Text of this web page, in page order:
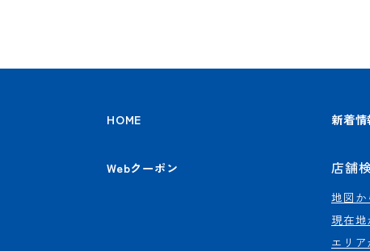
HOME 新着情
Webクーポン 店舗
地図か
現在地
エリ